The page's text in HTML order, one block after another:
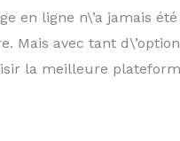
en ligne n\’a jamais été
Mais avec tant
la meilleure